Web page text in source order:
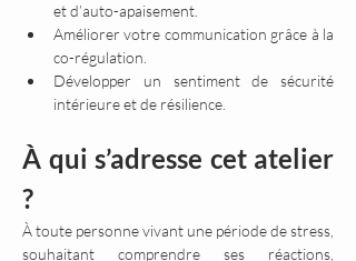
et d’auto-apaisement.
Améliorer votre communication grâce à la
co-régulation.
Développer un sentiment de sécurité
intérieure et de résilience.
À qui s’adresse cet atelier
?
À toute personne vivant une période de stress,
souhaitant comprendre ses réactions,